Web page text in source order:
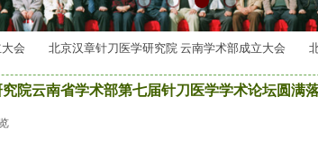
北京汉章针刀医学研究院 云南学术部成立大会 北
云南省学术部第七届针刀医学学术论坛圆满落